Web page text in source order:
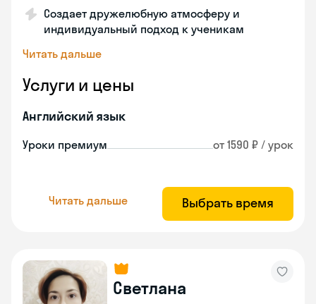
Создает дружелюбную атмосферу и
индивидуальный подход к ученикам
Читать дальше
Услуги и цены
Английский язык
Уроки премиум от 1590 ₽ / урок
Читать дальше Выбрать время
Светлана